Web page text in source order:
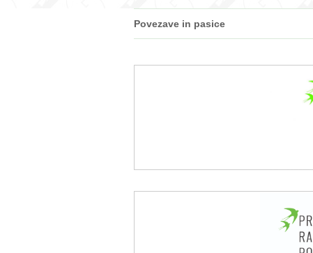
Povezave in pasice